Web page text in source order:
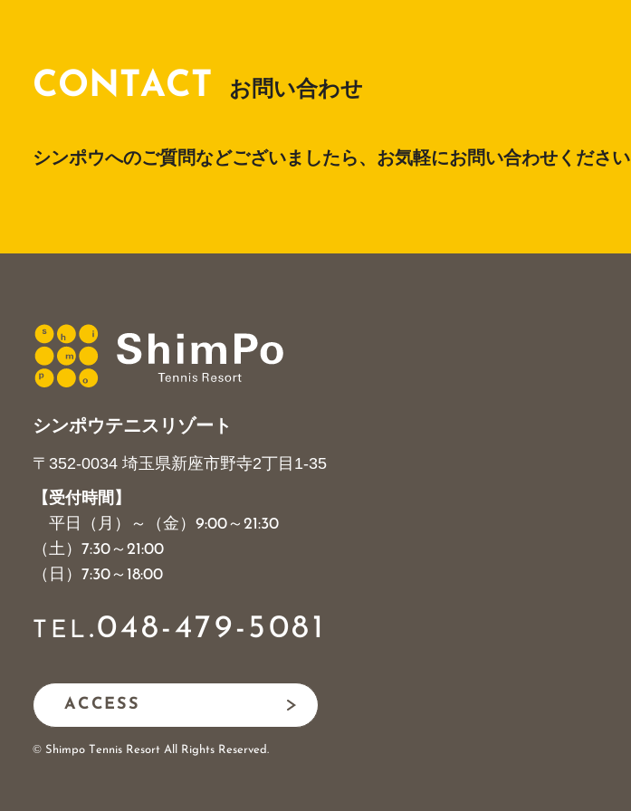
CONTACT お問い合わせ
シンポウへのご質問などございましたら、お気軽にお問い合わせください
シンポウテニスリゾート
〒352-0034 埼玉県新座市野寺2丁目1-35
【受付時間】
平日（月）～（金）9:00～21:30
（土）7:30～21:00
（日）7:30～18:00
TEL .048-479-5081
ACCESS
© Shimpo Tennis Resort All Rights Reserved.